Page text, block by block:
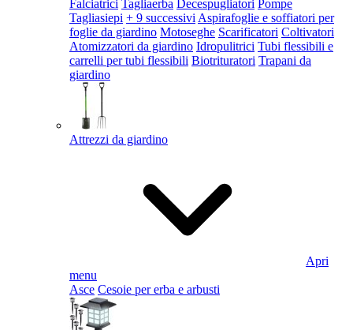
Falciatrici Tagliaerba Decespugliatori Pompe
Tagliasiepi + 9 successivi Aspirafoglie e soffiatori per
foglie da giardino Motoseghe Scarificatori Coltivatori
Atomizzatori da giardino Idropulitrici Tubi flessibili e
carrelli per tubi flessibili Biotrituratori Trapani da
giardino
Attrezzi da giardino
Apri
menu
Asce Cesoie per erba e arbusti